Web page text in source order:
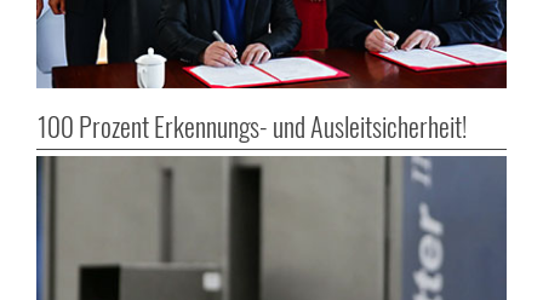
100 Prozent Erkennungs- und Ausleitsicherheit!